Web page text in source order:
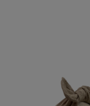
niemowląt